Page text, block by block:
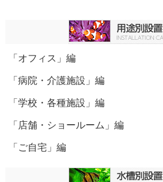
「オフィス」編
「病院・介護施設」編
「学校・各種施設」編
「店舗・ショールーム」編
「ご自宅」編